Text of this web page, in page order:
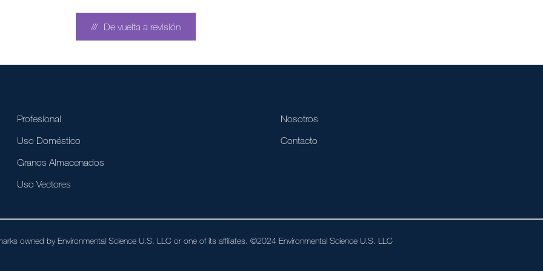
De vuelta a revisión
Profesional
Uso Doméstico
Granos Almacenados
Uso Vectores
Nosotros
Contacto
owned by Environmental Science U.S. LLC or one of its affiliates. ©2024 Environmental Science U.S. LLC